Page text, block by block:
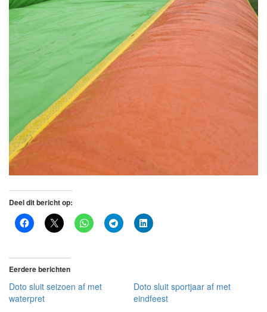
Deel dit bericht op:
Eerdere berichten
Doto sluit seizoen af met
waterpret
Doto sluit sportjaar af met
eindfeest